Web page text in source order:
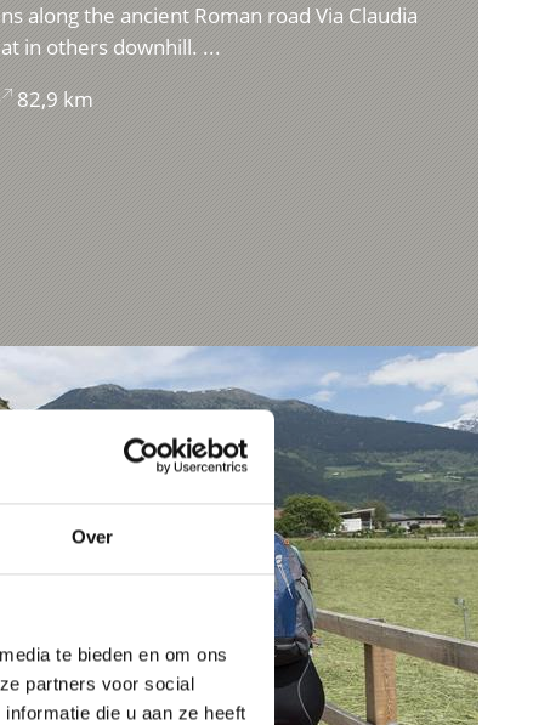
Over
te bieden en om ons
partners voor social
die u aan ze heeft
along the ancient Roman road Via Claudia
in others downhill. ...
82,9 km